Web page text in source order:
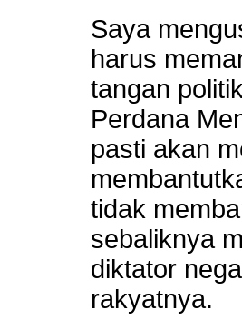
Saya
harus
tangan
Perdana
pasti akan
tidak
sebaliknya
diktator
rakyatnya.